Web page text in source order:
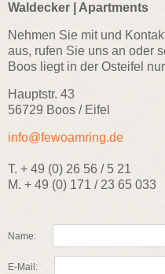
Waldecker | Apartments
Nehmen Sie mit und
aus, rufen Sie uns an oder
Boos liegt in der Osteifel
Hauptstr. 43
56729 Boos / Eifel
info@fewoamring.de
T. + 49 (0) 26 56 / 5 21
M. + 49 (0) 171 / 23 65 033
Name:
E-Mail: